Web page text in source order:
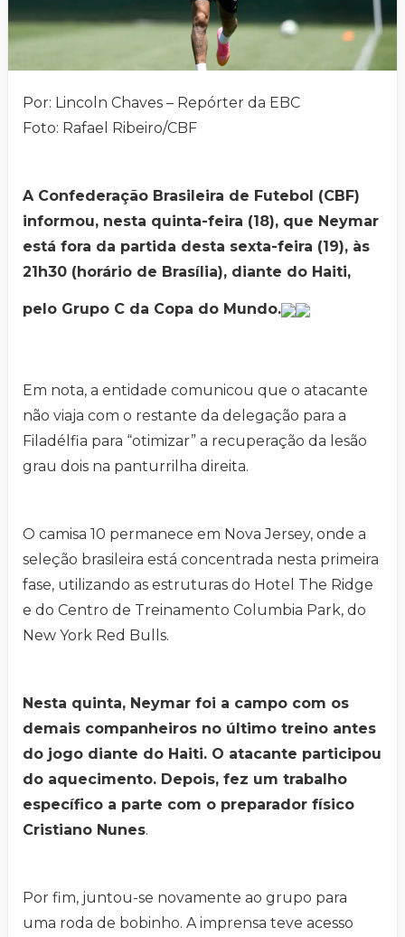
Por: Lincoln Chaves – Repórter da EBC
Foto: Rafael Ribeiro/CBF
A Confederação Brasileira de Futebol (CBF)
informou, nesta quinta-feira (18), que Neymar
está fora da partida desta sexta-feira (19), às
21h30 (horário de Brasília), diante do Haiti,
pelo Grupo C da Copa do Mundo.
Em nota, a entidade comunicou que o atacante
não viaja com o restante da delegação para a
Filadélfia para “otimizar” a recuperação da lesão
grau dois na panturrilha direita.
O camisa 10 permanece em Nova Jersey, onde a
seleção brasileira está concentrada nesta primeira
fase, utilizando as estruturas do Hotel The Ridge
e do Centro de Treinamento Columbia Park, do
New York Red Bulls.
Nesta quinta, Neymar foi a campo com os
demais companheiros no último treino antes
do jogo diante do Haiti. O atacante participou
do aquecimento. Depois, fez um trabalho
específico a parte com o preparador físico
Cristiano Nunes.
Por fim, juntou-se novamente ao grupo para
uma roda de bobinho. A imprensa teve acesso